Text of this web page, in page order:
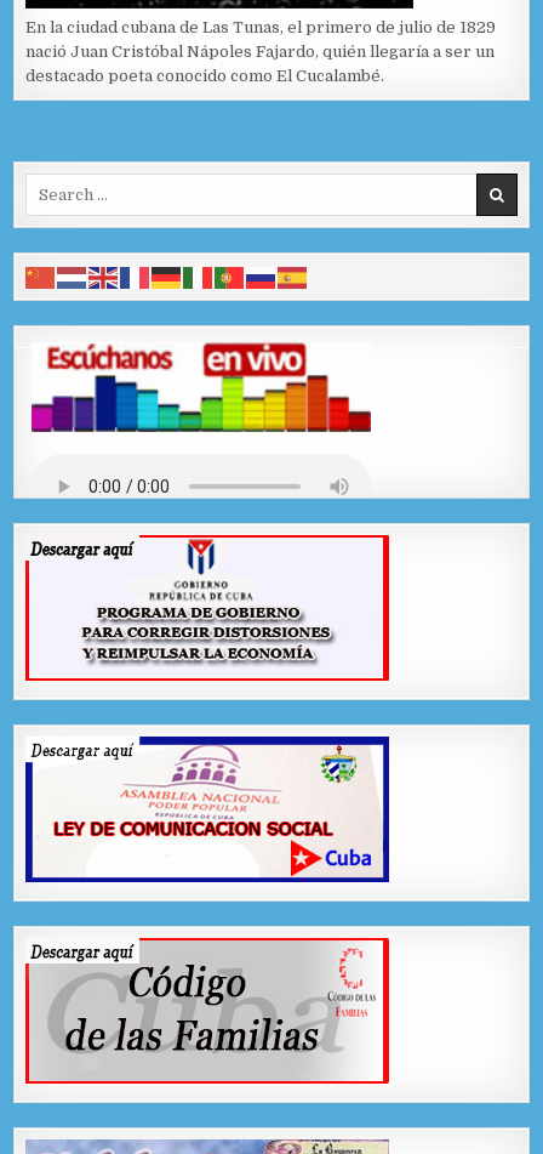
En la ciudad cubana de Las Tunas, el primero de julio de 1829
nació Juan Cristóbal Nápoles Fajardo, quién llegaría a ser un
destacado poeta conocido como El Cucalambé.
Search for: